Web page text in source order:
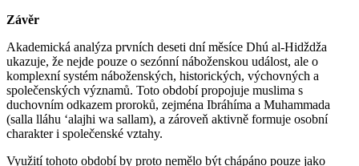
Závěr
Akademická analýza prvních deseti dní měsíce Dhú al-Hidždža
ukazuje, že nejde pouze o sezónní náboženskou událost, ale o
komplexní systém náboženských, historických, výchovných a
společenských významů. Toto období propojuje muslima s
duchovním odkazem proroků, zejména Ibráhíma a Muhammada
(salla lláhu ʻalajhi wa sallam), a zároveň aktivně formuje osobní
charakter i společenské vztahy.
Využití tohoto období by proto nemělo být chápáno pouze jako